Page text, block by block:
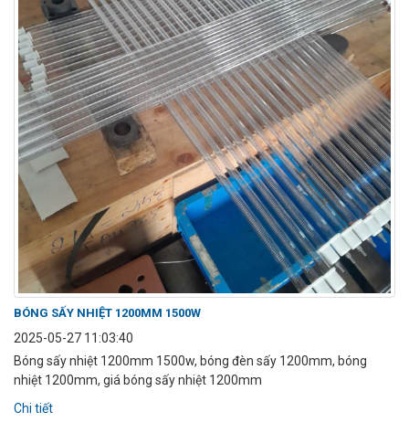
BÓNG SẤY NHIỆT 1200MM 1500W
2025-05-27 11:03:40
Bóng sấy nhiệt 1200mm 1500w, bóng đèn sấy 1200mm, bóng
nhiệt 1200mm, giá bóng sấy nhiệt 1200mm
Chi tiết